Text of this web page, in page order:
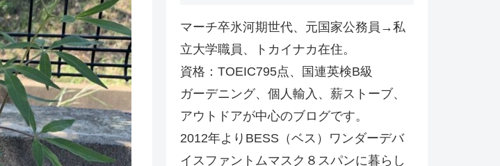
マーチ卒氷河期世代、元国家公務員→私
立大学職員、トカイナカ在住。
資格：TOEIC795点、国連英検B級
ガーデニング、個人輸入、薪ストーブ、
アウトドアが中心のブログです。
2012年よりBESS（ベス）ワンダーデバ
イスファントムマスク８スパンに暮らし